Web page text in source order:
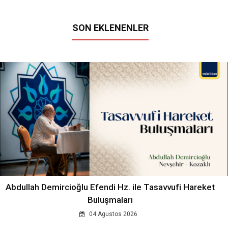
SON EKLENENLER
Abdullah Demircioğlu Efendi Hz. ile Tasavvufi Hareket
Buluşmaları
04 Agustos 2026